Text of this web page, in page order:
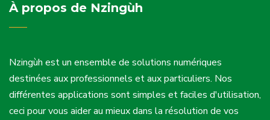
À propos de Nzingùh
Nzingùh est un ensemble de solutions numériques
destinées aux professionnels et aux particuliers. Nos
différentes applications sont simples et faciles d'utilisation,
ceci pour vous aider au mieux dans la résolution de vos